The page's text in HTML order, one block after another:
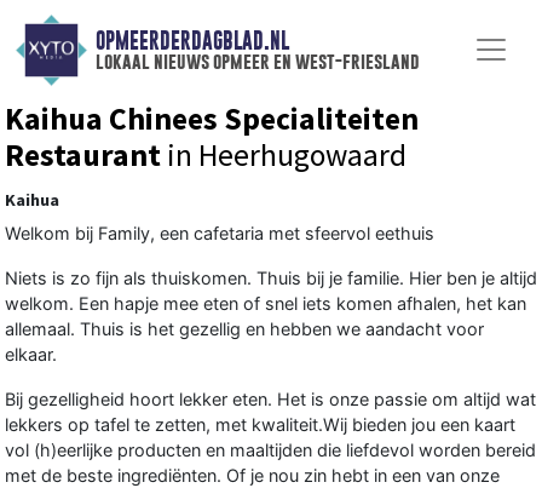
OPMEERDERDAGBLAD.NL
lokaal nieuws opmeer en west-friesland
Kaihua Chinees Specialiteiten
Restaurant in Heerhugowaard
Kaihua
Welkom bij Family, een cafetaria met sfeervol eethuis
Niets is zo fijn als thuiskomen. Thuis bij je familie. Hier ben je altijd
welkom. Een hapje mee eten of snel iets komen afhalen, het kan
allemaal. Thuis is het gezellig en hebben we aandacht voor
elkaar.
Bij gezelligheid hoort lekker eten. Het is onze passie om altijd wat
lekkers op tafel te zetten, met kwaliteit.Wij bieden jou een kaart
vol (h)eerlijke producten en maaltijden die liefdevol worden bereid
met de beste ingrediënten. Of je nou zin hebt in een van onze